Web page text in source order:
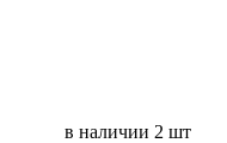
в наличии 2 шт